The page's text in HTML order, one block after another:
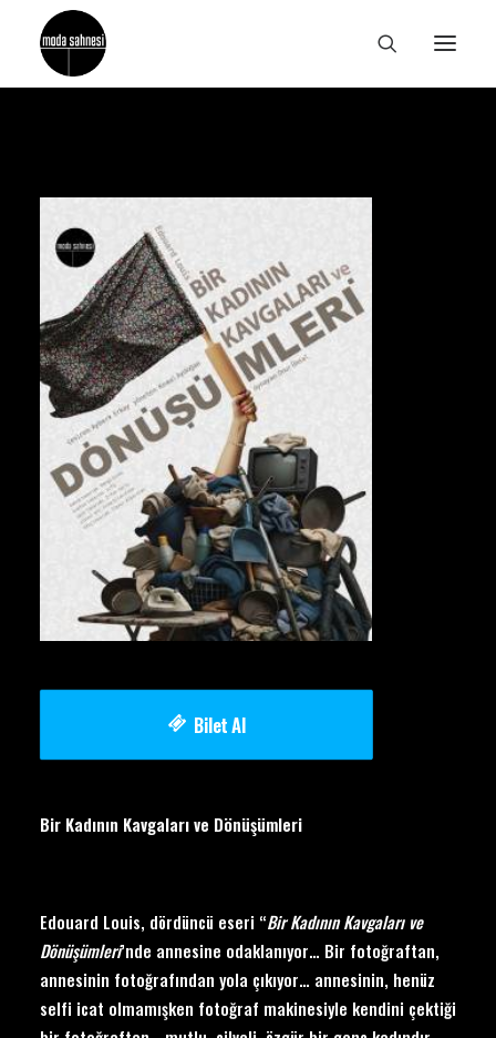
Bilet Al
Bir Kadının Kavgaları ve Dönüşümleri
Edouard Louis, dördüncü eseri “Bir Kadının Kavgaları ve
Dönüşümleri’nde annesine odaklanıyor… Bir fotoğraftan,
annesinin fotoğrafından yola çıkıyor… annesinin, henüz
selfi icat olmamışken fotoğraf makinesiyle kendini çektiği